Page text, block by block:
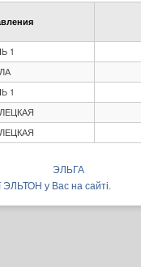
1
1
ЭЛЬГА
ЭЛЬТОН у Вас на сайті.